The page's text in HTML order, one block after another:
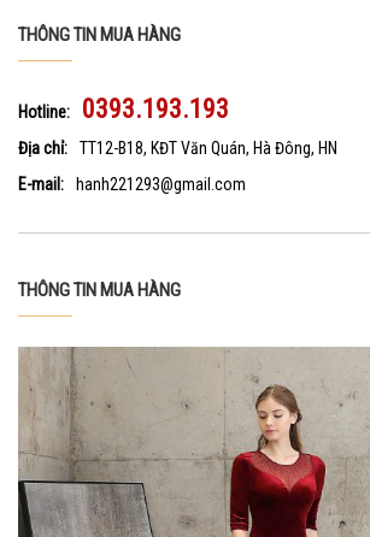
THÔNG TIN MUA HÀNG
Hotline: 0393.193.193
Địa chỉ:
TT12-B18, KĐT Văn Quán, Hà Đông, HN
E-mail:
hanh221293@gmail.com
THÔNG TIN MUA HÀNG